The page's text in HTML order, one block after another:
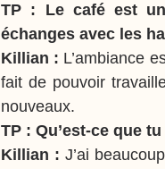
TP : Le café est
échanges avec les
Killian : L’ambiance
fait de pouvoir
nouveaux.
TP : Qu’est-ce que
Killian : J’ai